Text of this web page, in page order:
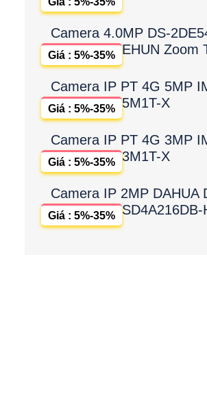
Camera 4.0MP DS-
EHUN Zoom
Giá : 5%-35%
Camera IP PT 4G 5MP
5M1T-X
Giá : 5%-35%
Camera IP PT 4G 3MP
3M1T-X
Giá : 5%-35%
Camera IP 2MP DAHUA
SD4A216DB-
Giá : 5%-35%